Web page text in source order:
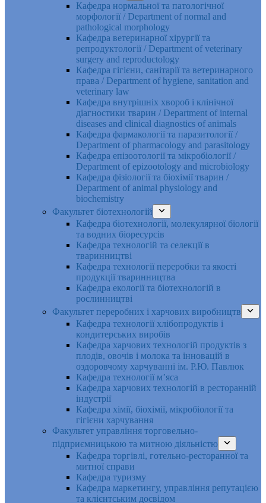
Кафедра нормальної та патологічної
морфології / Department of normal and
pathological morphology
Кафедра ветеринарної хірургії та
репродуктології / Department of veterinary
surgery and reproductology
Кафедра гігієни, санітарії та ветеринарного
права / Department of hygiene, sanitation and
veterinary law
Кафедра внутрішніх хвороб і клінічної
діагностики тварин / Department of internal
diseases and clinical diagnostics of animals
Кафедра фармакології та паразитології /
Department of pharmacology and parasitology
Кафедра епізоотології та мікробіології /
Department of epizootology and microbiology
Кафедра фізіології та біохімії тварин /
Department of animal physiology and
biochemistry
Факультет біотехнологій
Кафедра біотехнології, молекулярної біології
та водних біоресурсів
Кафедра технологій та селекції в
тваринництві
Кафедра технології переробки та якості
продукції тваринництва
Кафедра екології та біотехнологій в
рослинництві
Факультет переробних і харчових виробництв
Кафедра технології хлібопродуктів і
кондитерських виробів
Кафедра харчових технологій продуктів з
плодів, овочів і молока та інновацій в
оздоровчому харчуванні ім. Р.Ю. Павлюк
Кафедра технології м’яса
Кафедра харчових технологій в ресторанній
індустрії
Кафедра хімії, біохімії, мікробіології та
гігієни харчування
Факультет управління торговельно-
підприємницькою та митною діяльністю
Кафедра торгівлі, готельно-ресторанної та
митної справи
Кафедра туризму
Кафедра маркетингу, управління репутацією
та клієнтським досвідом